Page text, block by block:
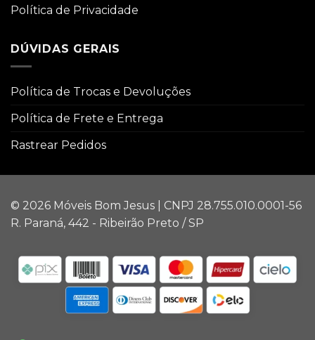
Política de Privacidade
DÚVIDAS GERAIS
Política de Trocas e Devoluções
Política de Frete e Entrega
Rastrear Pedidos
© 2026 Móveis Bom Jesus | CNPJ 28.755.010.0001-56
R. Paraná, 442 - Ribeirão Preto / SP